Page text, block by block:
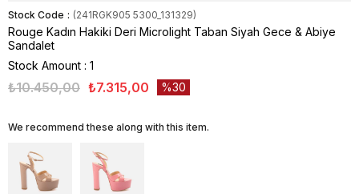
Stock Code (241RGK905 5300_131329)
Rouge Kadın Hakiki Deri Microlight Taban Siyah Gece & Abiye
Sandalet
Stock Amount : 1
₺10.450,00 ₺7.315,00 30
We recommend these along with this item.